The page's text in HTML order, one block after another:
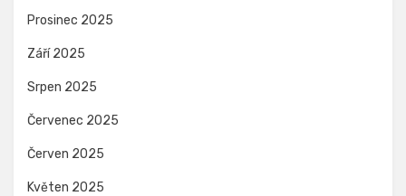
Prosinec 2025
Září 2025
Srpen 2025
Červenec 2025
Červen 2025
Květen 2025